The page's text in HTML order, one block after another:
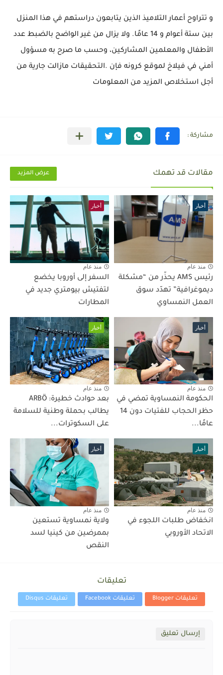
و تتراوح أعمار التلاميذ الذين يتابعون دراستهم في هذا المنزل
بين ستة أعوام و 14 عامًا. ولا يزال من غير الواضح بالضبط عدد
الأطفال والمعلمين المشاركين، وحسب ما صرح به مسؤول
أمني في فيلاخ لموقع كرونه فإن .التحقيقات مازالت جارية من
أجل استخلاص المزيد من المعلومات
مقالات قد تهمك عرض المزيد
أخبار
منذ عام
رئيس AMS يحذّر من “مشكلة
ديموغرافية” تهدّد سوق
العمل النمساوي
أخبار
منذ عام
السفر إلى أوروبا يخضع
لتفتيش بيومتري جديد في
المطارات
أخبار
منذ عام
الحكومة النمساوية تمضي في
حظر الحجاب للفتيات دون 14
عامًا...
أخبار
منذ عام
بعد حوادث خطيرة: ARBÖ
يطالب بحملة وطنية للسلامة
على السكوترات...
أخبار
منذ عام
انخفاض طلبات اللجوء في
الاتحاد الأوروبي
أخبار
منذ عام
ولاية نمساوية تستعين
بممرضين من كينيا لسد
النقص
تعليقات
تعليقات Blogger تعليقات Facebook تعليقات Disqus
إرسال تعليق